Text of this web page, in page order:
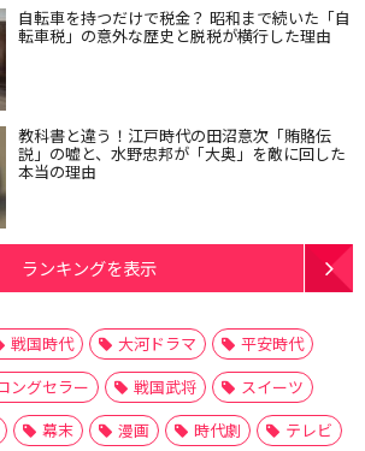
自転車を持つだけで税金？ 昭和まで続いた「自
転車税」の意外な歴史と脱税が横行した理由
教科書と違う！江戸時代の田沼意次「賄賂伝
説」の嘘と、水野忠邦が「大奥」を敵に回した
本当の理由
ランキングを表示
戦国時代 大河ドラマ
平安時代
ングセラー 戦国武将
スイーツ
幕末 漫画 時代劇
テレビ